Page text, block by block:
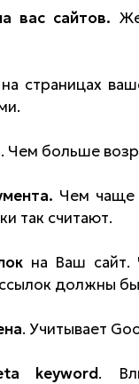
вас сайтов.
на страницах
. Чем больше
Чем чаще
так считают.
на Ваш
должны
. Учитывает
keyword.